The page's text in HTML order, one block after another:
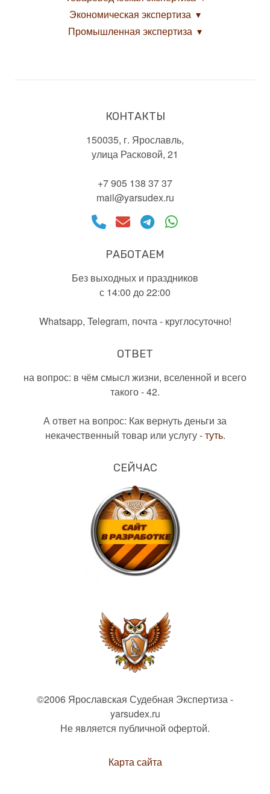
Экономическая экспертиза
Промышленная экспертиза
КОНТАКТЫ
150035, г. Ярославль,
улица Расковой, 21
+7 905 138 37 37
mail@yarsudex.ru
РАБОТАЕМ
Без выходных и праздников
с 14:00 до 22:00
Whatsapp, Telegram, почта - круглосуточно!
ОТВЕТ
на вопрос: в чём смысл жизни, вселенной и всего
такого - 42.
А ответ на вопрос: Как вернуть деньги за
некачественный товар или услугу -туть.
СЕЙЧАС
©2006 Ярославская Судебная Экспертиза -
yarsudex.ru
Не является публичной офертой.
Карта сайта